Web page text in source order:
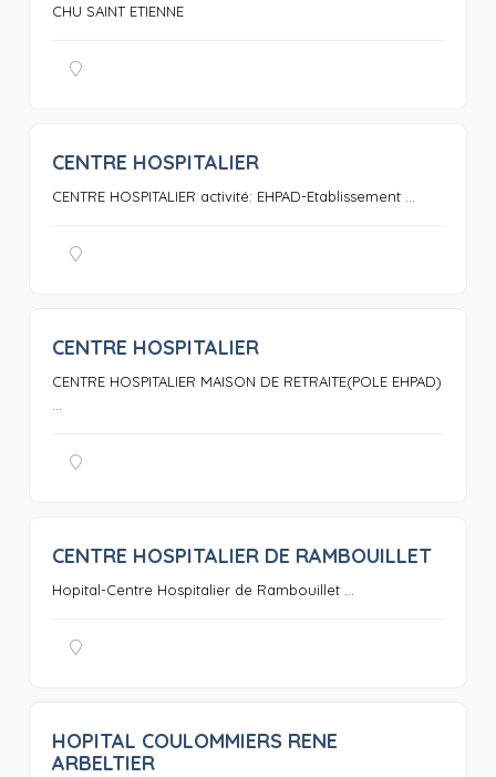
CHU SAINT ETIENNE
CENTRE HOSPITALIER
CENTRE HOSPITALIER activité: EHPAD-Etablissement ...
CENTRE HOSPITALIER
CENTRE HOSPITALIER MAISON DE RETRAITE(POLE EHPAD)
0
CENTRE HOSPITALIER DE RAMBOUILLET
Hopital-Centre Hospitalier de Rambouillet ...
HOPITAL COULOMMIERS RENE
ARBELTIER